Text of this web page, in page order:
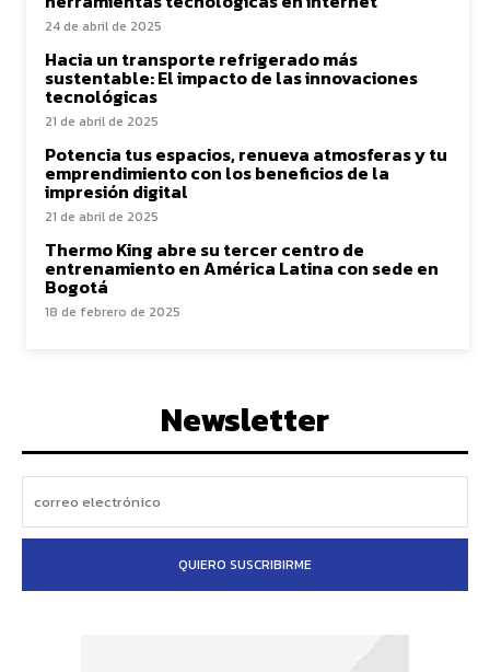
24 de abril de 2025
Hacia un transporte refrigerado más
sustentable: El impacto de las innovaciones
tecnológicas
21 de abril de 2025
Potencia tus espacios, renueva atmosferas y tu
emprendimiento con los beneficios de la
impresión digital
21 de abril de 2025
Thermo King abre su tercer centro de
entrenamiento en América Latina con sede en
Bogotá
18 de febrero de 2025
Newsletter
QUIERO SUSCRIBIRME